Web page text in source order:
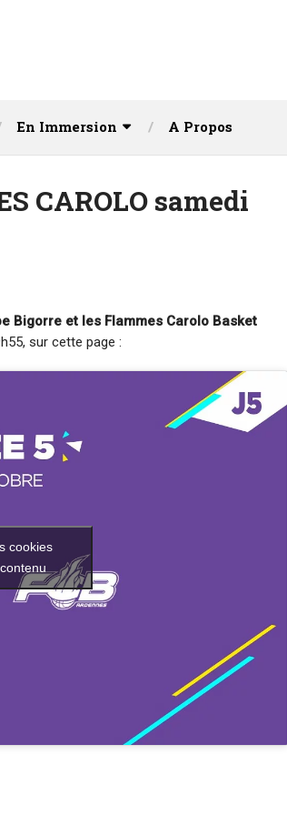
En Immersion A Propos
CAROLO samedi
Bigorre et les Flammes Carolo Basket
sur cette page :
cookies